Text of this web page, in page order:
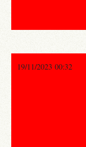
19/11/2023 00:32